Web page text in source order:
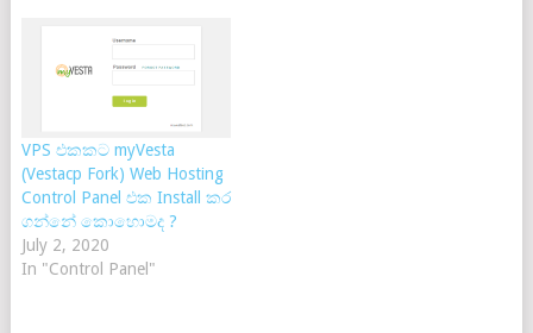
VPS එකකට myVesta
(Vestacp Fork) Web Hosting
Control Panel එක Install කර
ගන්නේ කොහොමද ?
July 2, 2020
In "Control Panel"